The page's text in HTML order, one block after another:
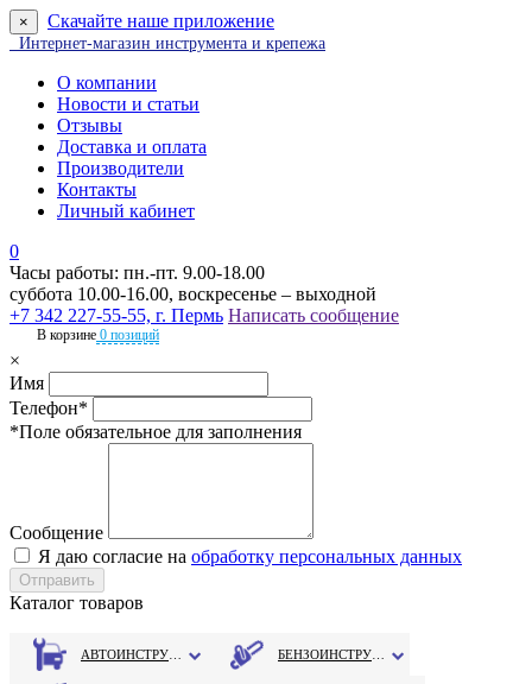
× Скачайте наше приложение
Интернет-магазин инструмента и крепежа
О компании
Новости и статьи
Отзывы
Доставка и оплата
Производители
Контакты
Личный кабинет
0
Часы работы: пн.-пт. 9.00-18.00
суббота 10.00-16.00, воскресенье – выходной
+7 342 227-55-55, г. Пермь Написать сообщение
В корзине 0 позиций
×
Имя
Телефон*
*Поле обязательное для заполнения
Сообщение
Я даю согласие на обработку персональных данных
Каталог товаров